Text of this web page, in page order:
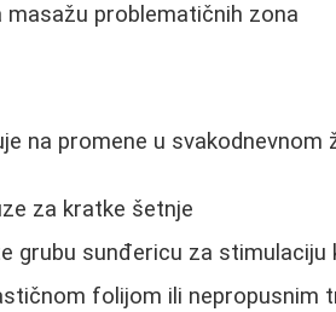
problematičnih zona
na promene u svakodnevnom
za kratke šetnje
grubu sunđericu za stimulaciju
folijom ili nepropusnim